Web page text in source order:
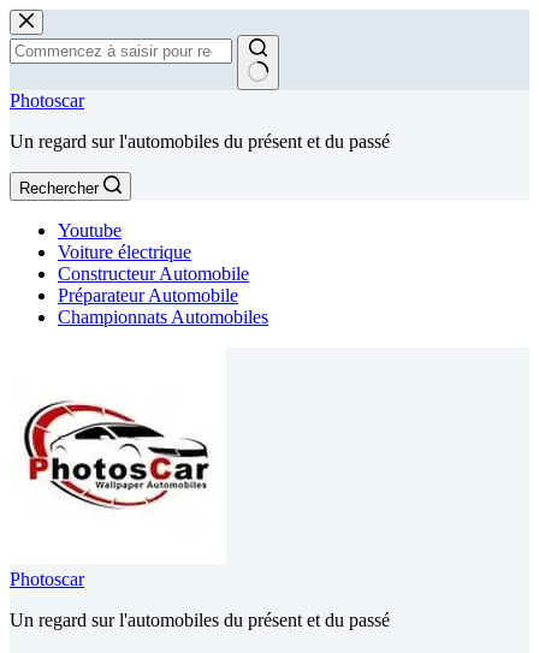
Passer
au
contenu
Aucun
Photoscar
Un regard sur l'automobiles du présent et du passé
Rechercher
Youtube
Voiture électrique
Constructeur Automobile
Préparateur Automobile
Championnats Automobiles
Photoscar
Un regard sur l'automobiles du présent et du passé